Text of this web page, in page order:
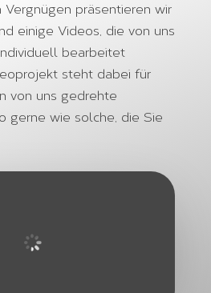
präsentieren wir
einige Videos, die von uns
bearbeitet
steht dabei für
von uns gedrehte
gerne wie solche, die Sie